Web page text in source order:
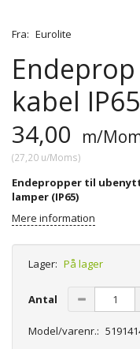
Fra: Eurolite
kabel IP65
34,00 m/
(27,20 u/Moms)
Endepropper til
lamper (IP65)
Mere information
Lager: På lager
Antal
Model/varenr.: